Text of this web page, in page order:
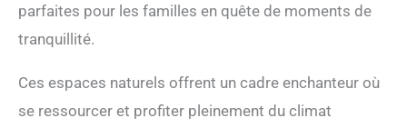
parfaites pour les familles en quête de moments de
tranquillité.
Ces espaces naturels offrent un cadre enchanteur où
se ressourcer et profiter pleinement du climat